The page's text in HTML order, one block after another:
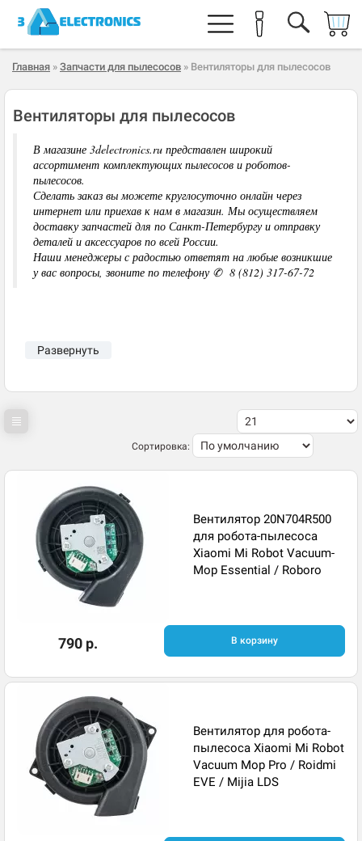
Главная » Запчасти для пылесосов » Вентиляторы для пылесосов
Вентиляторы для пылесосов
В магазине 3delectronics.ru представлен широкий
ассортимент комплектующих пылесосов и роботов-
пылесосов.
Сделать заказ вы можете круглосуточно онлайн через
интернет или приехав к нам в магазин. Мы осуществляем
доставку запчастей для по Санкт-Петербургу и отправку
деталей и аксессуаров по всей России.
Наши менеджеры с радостью ответят на любые возникшие
у вас вопросы, звоните по телефону ✆ 8 (812) 317-67-72
Развернуть
Сортировка:
Вентилятор 20N704R500
для робота-пылесоса
Xiaomi Mi Robot Vacuum-
Mop Essential / Roboro
790 р. В корзину
Вентилятор для робота-
пылесоса Xiaomi Mi Robot
Vacuum Mop Pro / Roidmi
EVE / Mijia LDS